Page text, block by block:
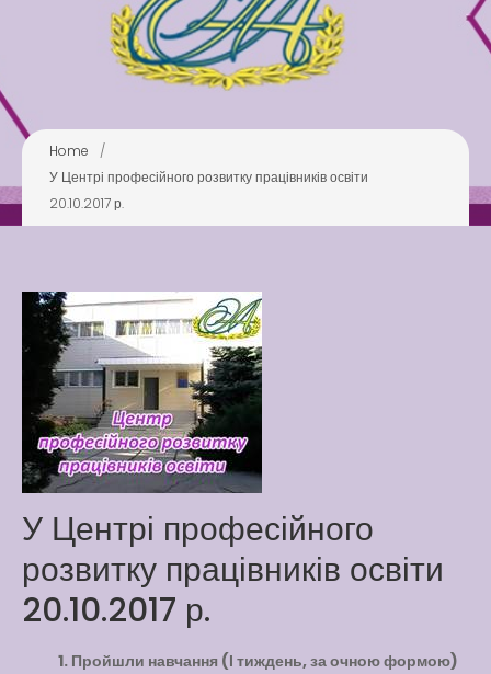
Swimming Lessons at New
Pool
Play is Our Brain’s Favorite
New Friends Everyday at
Latter match class
Play is Our Brain’s Favorite
Way
Latter match class
Home
/
У Центрі професійного розвитку працівників освіти
20.10.2017 р.
У Центрі професійного
розвитку працівників освіти
20.10.2017 р.
1. Пройшли навчання (І тиждень, за очною формою)